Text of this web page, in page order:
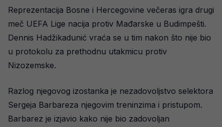
Reprezentacija Bosne i Hercegovine večeras igra drugi
meč UEFA Lige nacija protiv Mađarske u Budimpešti.
Dennis Hadžikadunić vraća se u tim nakon što nije bio
u protokolu za prethodnu utakmicu protiv
Nizozemske.
Razlog njegovog izostanka je nezadovoljstvo selektora
Sergeja Barbareza njegovim treninzima i pristupom.
Barbarez je izjavio kako nije bio zadovoljan